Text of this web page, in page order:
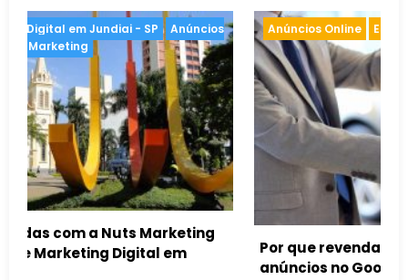
Marketing
devem usar
suas
Anúncios Online Inteligência